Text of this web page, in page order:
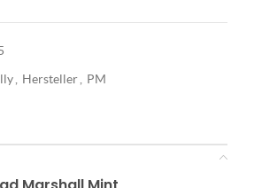
Hersteller
PM